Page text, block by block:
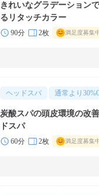
きれいなグラデーション
るリタッチカラー
90分 2枚 満足度募集
ヘッドスパ 通常より 30
炭酸スパの頭皮環境の改
ドスパ
60分 2枚 満足度募集